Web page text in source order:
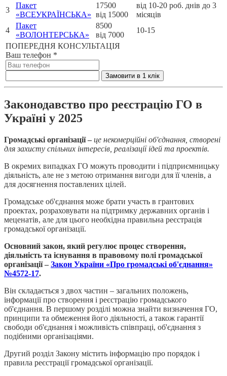
3
Пакет
«ВСЕУКРАЇНСЬКА»
17500
від 15000
від 10-20 роб. днів до 3
місяців
4
Пакет
«ВОЛОНТЕРСЬКА»
8500
від 7000
10-15
ПОПЕРЕДНЯ КОНСУЛЬТАЦІЯ
Ваш телефон *
Замовити в 1 клік
Законодавство про реєстрацію ГО в
Україні у 2025
Громадські організації – це некомерційні об'єднання, створені
для захисту спільних інтересів, реалізації ідей та проектів.
В окремих випадках ГО можуть проводити і підприємницьку
діяльність, але не з метою отримання вигоди для її членів, а
для досягнення поставлених цілей.
Громадське об'єднання може брати участь в грантових
проектах, розраховувати на підтримку державних органів і
меценатів, але для цього необхідна правильна реєстрація
громадської організації.
Основний закон, який регулює процес створення,
діяльність та існування в правовому полі громадської
організації – Закон України «Про громадські об'єднання»
№4572-17.
Він складається з двох частин – загальних положень,
інформації про створення і реєстрацію громадського
об'єднання. В першому розділі можна знайти визначення ГО,
принципи та обмеження його діяльності, а також гарантії
свободи об'єднання і можливість співпраці, об'єднання з
подібними організаціями.
Другий розділ Закону містить інформацію про порядок і
правила реєстрації громадської організації.